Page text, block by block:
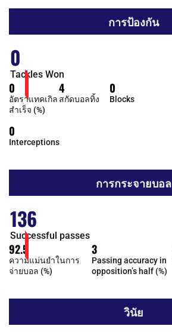
การป้องกัน
0
Tackles Won
0
อัตราแทคเกิล
สำเร็จ (%)
4
สกัดบอลทิ้ง
0
Blocks
0
Interceptions
การกระจายบอล
136
Successful passes
92.5
ความแม่นยำในการ
จ่ายบอล (%)
3
Passing accuracy in
opposition’s half (%)
วินัย